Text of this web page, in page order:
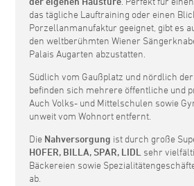
das tägliche Lauftraining oder einen
Porzellanmanufaktur geeignet, gibt es
den weltberühmten Wiener
Palais Augarten abzustatten.
Südlich vom Gaußplatz und nördlich
befinden sich mehrere öffentliche und
Auch Volks- und Mittelschulen sowie
unweit vom Wohnort entfernt.
Die Nahversorgung ist durch große
HOFER, BILLA, SPAR, LIDL sehr
Bäckereien sowie
ab.